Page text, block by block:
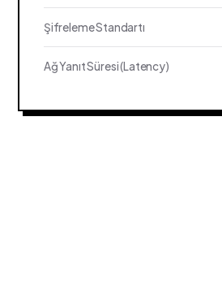
Şifreleme Standartı
Ağ Yanıt Süresi (Latency)